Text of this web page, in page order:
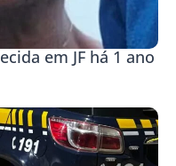
em JF há 1 ano